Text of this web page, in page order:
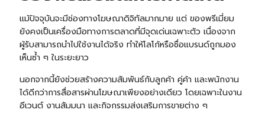
แม้ปัจจุบันจะมีช่องทางโฆษณาดิจิทัลมากมาย แต่ ของพรีเมี่ยม
ยังคงเป็นเครื่องมือทางการตลาดที่มีจุดเด่นเฉพาะตัว เนื่องจาก
ผู้รับสามารถนำไปใช้งานได้จริง ทำให้โลโก้หรือชื่อแบรนด์ถูกมอง
เห็นซ้ำ ๆ ในระยะยาว
นอกจากนี้ยังช่วยสร้างความสัมพันธ์กับลูกค้า คู่ค้า และพนักงาน
ได้ดีกว่าการสื่อสารผ่านโฆษณาเพียงอย่างเดียว โดยเฉพาะในงาน
อีเวนต์ งานสัมมนา และกิจกรรมส่งเสริมการขายต่าง ๆ